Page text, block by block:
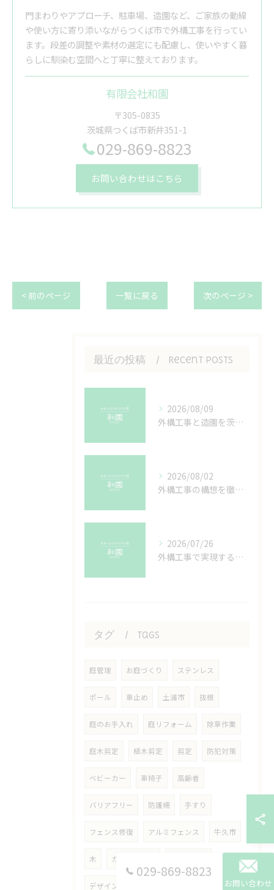
門まわりやアプローチ、駐車場、造園など、ご家族の動線
や使い方に寄り添いながらつくば市で外構工事を行ってい
ます。段差の調整や素材の選定にも配慮し、使いやすく暮
らしに馴染む空間へと丁寧に整えております。
有限会社和園
〒305-0835
茨城県つくば市新井351-1
029-869-8823
お問い合わせはこちら
< 前のページ 一覧に戻る 次のページ >
最近の投稿 Recent Posts
2026/08/09
外構工事と造園を茨城県つくば市常陸大宮市で叶える理想の庭づくりガイド
2026/08/02
外構工事の構想を徹底解剖おしゃれで調和する暮らしを叶えるコツ
2026/07/26
外構工事で実現するドライガーデンの魅力と茨城県つくば市土浦市での施工ポイント
タグ Tags
庭管理 お庭づくり ステンレス
ポール 車止め 土浦市 抜根
庭のお手入れ 庭リフォーム 除草作業
庭木剪定 植木剪定 剪定 防犯対策
ベビーカー 車椅子 高齢者
バリアフリー 防護柵 手すり
フェンス修復 アルミフェンス 牛久市
木 ガーデニング
デザイン外構
029-869-8823
お問い合わせ